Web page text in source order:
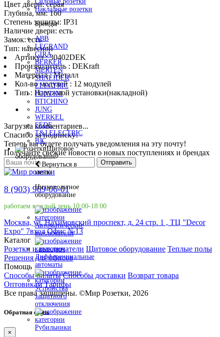
Накладные розетки
Бренды
ABB
LEGRAND
GIRA
BERKER
MERTEN
SHNEIDER
ELECTRIC
FONTINI
BTICHINO
JUNG
WERKEL
FEDE
T&J ELECTRIC
BJC
Щитовое
оборудование
Вернуться в
меню
Низковольтное
оборудование
Автоматические
выключатели
Дифференциальные
автоматы
Устройства
защитного
отключения
Рубильники
Цвет двери: серая
Глубина, мм: 160
Степень защиты: IP31
Наличие двери: есть
Замок: есть
Тип: навесной
Артикул : 30402DEK
Производитель : DEKraft
Материал : Металл
Кол-во модулей : 12 модулей
Тип : Наружной установки(накладной)
Загрузка комментариев...
Спасибо за подписку!
Теперь вы будете получать уведомления на эту почту!
Получайте свежие новости о новых поступлениях и брендах
Отправить
8 (903) 969-06-01
работаем каждый день 10:00-18:00
Москва, ул. Нахимовский проспект, д. 24 стр. 1 , ТЦ "Decor
Expo" 7вход Офис №13
Каталог
Розетки и выключатели Щитовое оборудование Теплые полы
Решения для офисов
Помощь
Способы оплаты Способы доставки Возврат товара
Оптовикам Тарифы
Все права защищены. ©Мир Розетки, 2026
Обратная связь
×